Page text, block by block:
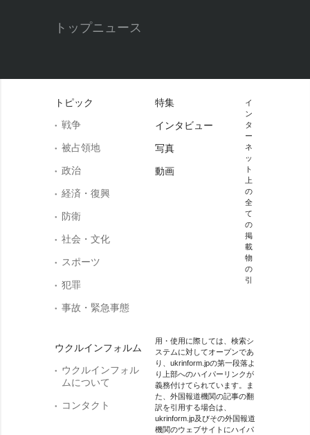
トップニュース
トピック
戦争
被占領地
政治
経済・復興
防衛
社会・文化
スポーツ
犯罪
事故・緊急事態
ウクルインフォルム
ウクルインフォル
ムについて
コンタクト
特集
インタビュー
写真
動画
イ
ン
タ
ー
ネ
ッ
ト
上
の
全
て
の
掲
載
物
の
引
用・使用に際しては、検索シ
ステムに対してオープンであ
り、ukrinform.jpの第一段落よ
り上部へのハイパーリンクが
義務付けてられています。ま
た、外国報道機関の記事の翻
訳を引用する場合は、
ukrinform.jp及びその外国報道
機関のウェブサイトにハイパ